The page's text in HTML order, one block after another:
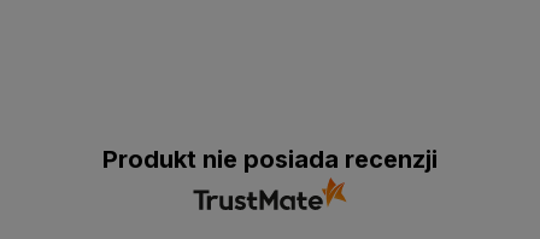
Produkt nie posiada recenzji